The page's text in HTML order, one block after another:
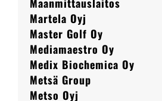
Martela Oyj
Master Golf Oy
Mediamaestro Oy
Medix Biochemica Oy
Metsä Group
Metso Oyj